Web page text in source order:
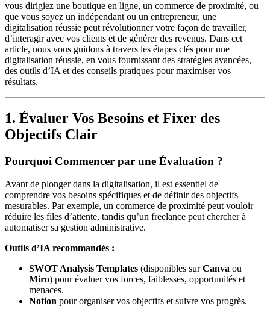
vous dirigiez une boutique en ligne, un commerce de proximité, ou
que vous soyez un indépendant ou un entrepreneur, une
digitalisation réussie peut révolutionner votre façon de travailler,
d’interagir avec vos clients et de générer des revenus. Dans cet
article, nous vous guidons à travers les étapes clés pour une
digitalisation réussie, en vous fournissant des stratégies avancées,
des outils d’IA et des conseils pratiques pour maximiser vos
résultats.
1. Évaluer Vos Besoins et Fixer des
Objectifs Clair
Pourquoi Commencer par une Évaluation ?
Avant de plonger dans la digitalisation, il est essentiel de
comprendre vos besoins spécifiques et de définir des objectifs
mesurables. Par exemple, un commerce de proximité peut vouloir
réduire les files d’attente, tandis qu’un freelance peut chercher à
automatiser sa gestion administrative.
Outils d’IA recommandés :
SWOT Analysis Templates (disponibles surCanva ou
Miro) pour évaluer vos forces, faiblesses, opportunités et
menaces.
Notion pour organiser vos objectifs et suivre vos progrès.